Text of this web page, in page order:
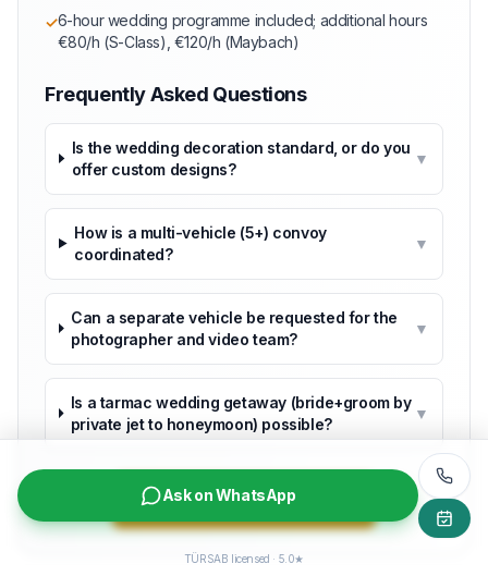
✓6-hour wedding programme included; additional hours
€80/h (S-Class), €120/h (Maybach)
Frequently Asked Questions
Is the wedding decoration standard, or do you
offer custom designs?
▼
How is a multi-vehicle (5+) convoy
coordinated?
▼
Can a separate vehicle be requested for the
photographer and video team?
▼
Is a tarmac wedding getaway (bride+groom by
private jet to honeymoon) possible?
▼
Request Wedding Convoy
Ask on WhatsApp
TÜRSAB licensed · 5.0★